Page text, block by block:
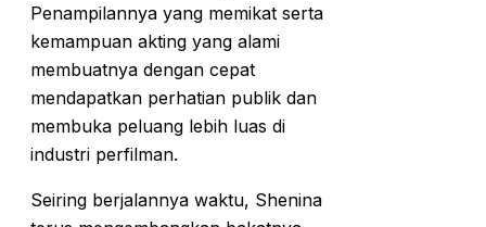
Penampilannya yang memikat serta
kemampuan akting yang alami
membuatnya dengan cepat
mendapatkan perhatian publik dan
membuka peluang lebih luas di
industri perfilman.
Seiring berjalannya waktu, Shenina